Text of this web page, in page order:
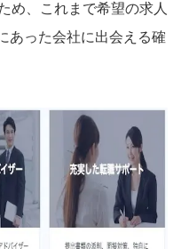
め、これまで希望の求人
あった会社に出会える確